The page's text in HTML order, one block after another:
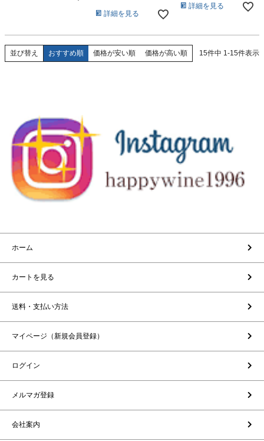
詳細を見る
詳細を見る
並び替え おすすめ順 価格が安い順 価格が高い順 15件中 1-15件表示
ホーム
カートを見る
送料・支払い方法
マイページ（新規会員登録）
ログイン
メルマガ登録
会社案内